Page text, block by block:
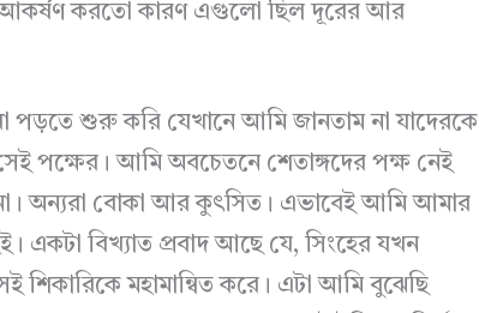
আকর্ষণ করতো কারণ এগুলো ছিল দূরের আর
পড়তে শুরু করি যেখানে আমি জানতাম না যাদেরকে
পক্ষের। আমি অবচেতনে শেতাঙ্গদের পক্ষ নেই
না। অন্যরা বোকা আর কুৎসিত। এভাবেই আমি আমার
একটা বিখ্যাত প্রবাদ আছে যে, সিংহের যখন
শিকারিকে মহামান্বিত করে। এটা আমি বুঝেছি